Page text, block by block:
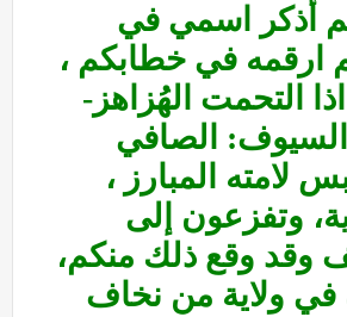
أذكر اسمي في
ارقمه في خطابكم ،
التحمت الهُزاهز-
السيوف: الصافي
لامته المبارز ،
وتفزعون إلى
وقد وقع ذلك منكم،
في ولاية من نخاف